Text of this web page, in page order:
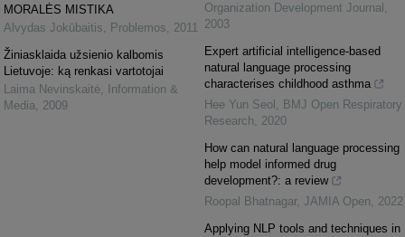
MORALĖS MISTIKA
Alvydas Jokūbaitis, Problemos, 2011
Žiniasklaida užsienio kalbomis
Lietuvoje: ką renkasi vartotojai
Laima Nevinskaitė,
Information &
Media, 2009
Organization Development Journal ,
2003
Expert artificial intelligence-based
natural language processing
characterises childhood asthma
Hee Yun Seol , BMJ Open Respiratory
Research, 2020
How can natural language processing
help model informed drug
development?: a review
Roopal Bhatnagar, JAMIA Open, 2022
Applying NLP tools and techniques in